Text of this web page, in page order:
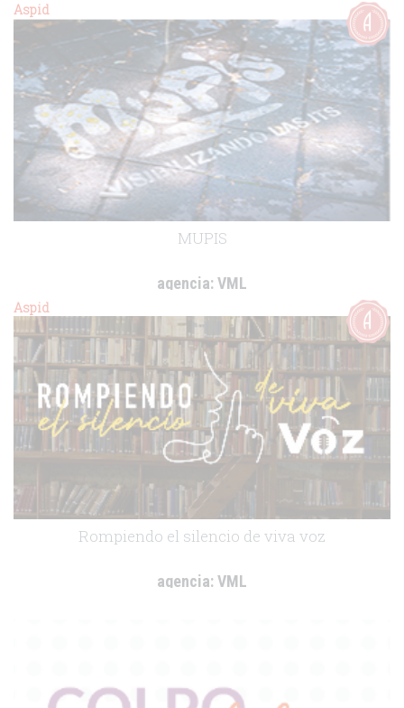
.
Aspid
MUPIS
agencia:VML
Aspid
Rompiendo el silencio de viva voz
agencia:VML